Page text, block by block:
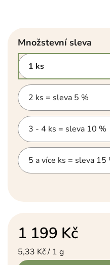
Množstevní sleva
1 ks
2 ks = sleva 5 %
3 - 4 ks = sleva 10 %
5 a více ks = sleva 15
1 199 Kč
Měrná cena:
5,33 Kč / 1 g